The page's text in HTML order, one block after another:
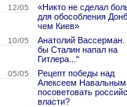
12/05
«Никто не сделал
для обособления
чем Киев»
10/05
Анатолий Вассерман.
бы Сталин напал на
Гитлера..."
05/05
Рецепт победы над
Алексеем
посоветовать
власти?